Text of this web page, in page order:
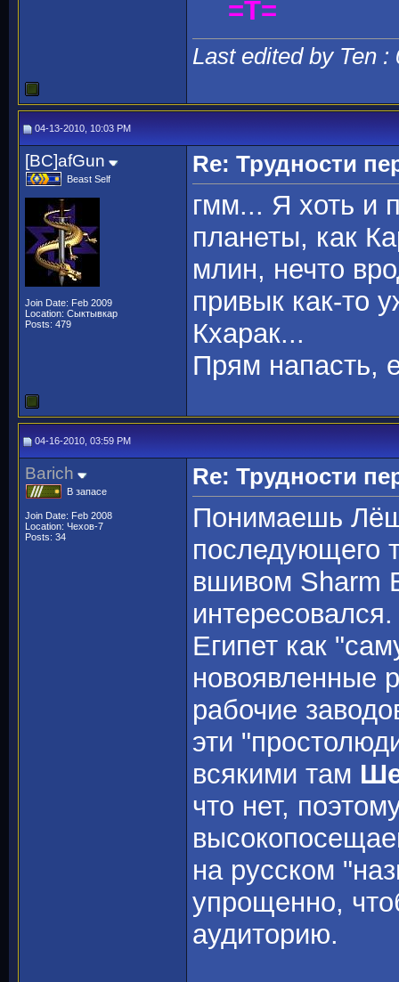
=T=
Last edited by Ten
04-13-2010, 10:03 PM
[BC]afGun
Beast Self
Join Date: Feb 2009
Location: Сыктывкар
Posts: 479
Re: Трудности
гмм... Я хоть и
планеты, как
млин, нечто
привык как-то
Кхарак...
Прям напасть,
04-16-2010, 03:59 PM
Barich
В запасе
Join Date: Feb 2008
Location: Чехов-7
Posts: 34
Re: Трудности
Понимаешь
последующего
вшивом Sharm
Египет как
новоявленные
рабочие
эти
всякими там
что нет,
на русском
упрощенно,
аудиторию.